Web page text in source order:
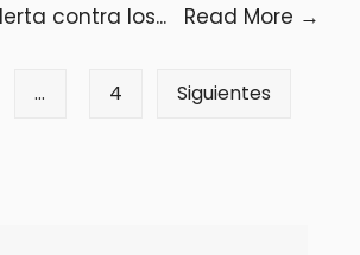
contra los... Read More →
… 4 Siguientes